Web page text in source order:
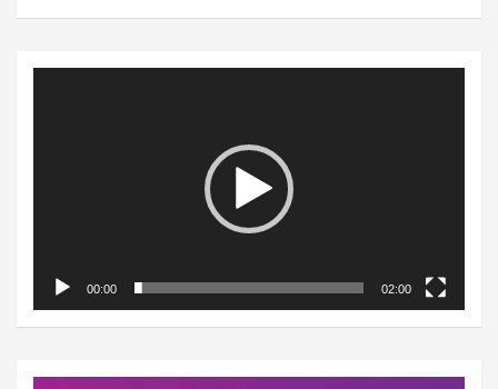
00:00 02:00